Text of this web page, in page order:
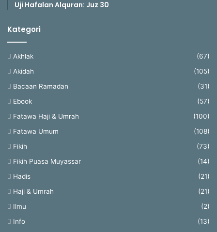
Uji Hafalan Alquran: Juz 30
Kategori
Akhlak
(67)
Akidah
(105)
Bacaan Ramadan
(31)
Ebook
(57)
Fatawa Haji & Umrah
(100)
Fatawa Umum
(108)
Fikih
(73)
Fikih Puasa Muyassar
(14)
Hadis
(21)
Haji & Umrah
(21)
Ilmu
(2)
Info
(13)